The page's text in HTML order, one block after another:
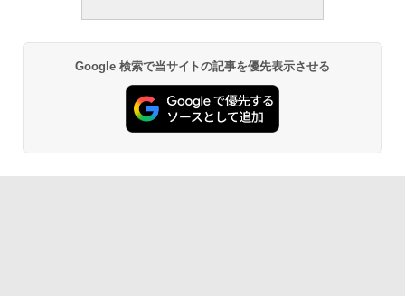
Google 検索で当サイトの記事を優先表示させる